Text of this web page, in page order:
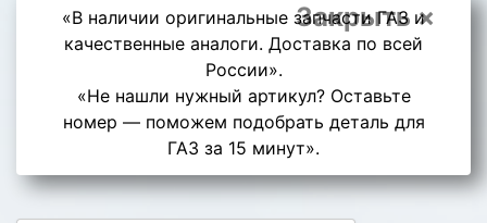
Закрыть ×
«В наличии оригинальные запчасти ГАЗ и
качественные аналоги. Доставка по всей
России».
«Не нашли нужный артикул? Оставьте
номер — поможем подобрать деталь для
ГАЗ за 15 минут».